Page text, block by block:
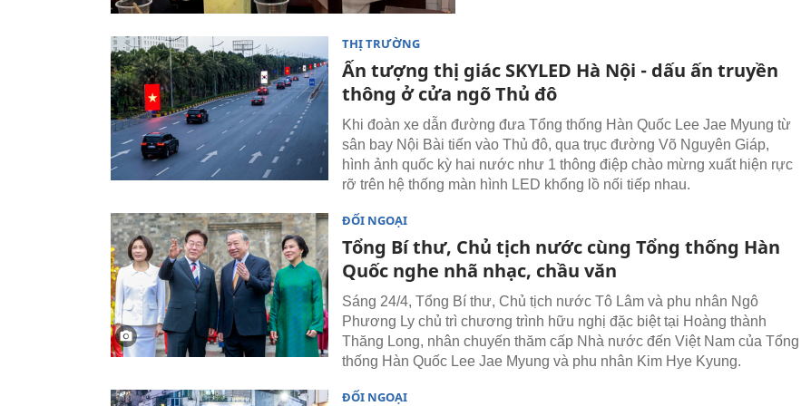
THỊ TRƯỜNG
Ấn tượng thị giác SKYLED Hà Nội - dấu ấn truyền
thông ở cửa ngõ Thủ đô
Khi đoàn xe dẫn đường đưa Tổng thống Hàn Quốc Lee Jae Myung từ
sân bay Nội Bài tiến vào Thủ đô, qua trục đường Võ Nguyên Giáp,
hình ảnh quốc kỳ hai nước như 1 thông điệp chào mừng xuất hiện rực
rỡ trên hệ thống màn hình LED khổng lồ nối tiếp nhau.
ĐỐI NGOẠI
Tổng Bí thư, Chủ tịch nước cùng Tổng thống Hàn
Quốc nghe nhã nhạc, chầu văn
Sáng 24/4, Tổng Bí thư, Chủ tịch nước Tô Lâm và phu nhân Ngô
Phương Ly chủ trì chương trình hữu nghị đặc biệt tại Hoàng thành
Thăng Long, nhân chuyến thăm cấp Nhà nước đến Việt Nam của Tổng
thống Hàn Quốc Lee Jae Myung và phu nhân Kim Hye Kyung.
ĐỐI NGOẠI